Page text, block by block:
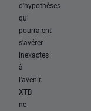
d'hypothèses
qui
pourraient
s'avérer
inexactes
à
l'avenir.
XTB
ne